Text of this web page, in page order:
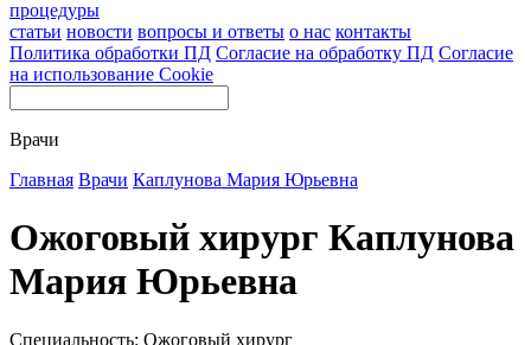
процедуры
статьи новости вопросы и ответы о нас контакты
Политика обработки ПД Согласие на обработку ПД Согласие
на использование Cookie
Врачи
Главная Врачи Каплунова Мария Юрьевна
Ожоговый хирург Каплунова
Мария Юрьевна
Специальность: Ожоговый хирург